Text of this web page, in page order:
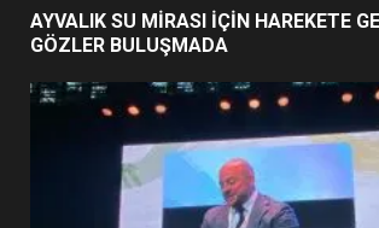
2
EİB’DE KRİTİK ATAMA:
DEĞİŞECEK?
AYVALIK SU MİRASI İÇİN HAREKETE
GÖZLER BULUŞMADA